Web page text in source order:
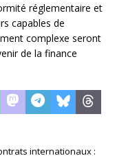
réglementaire et
capables de
complexe seront
de la finance
internationaux :